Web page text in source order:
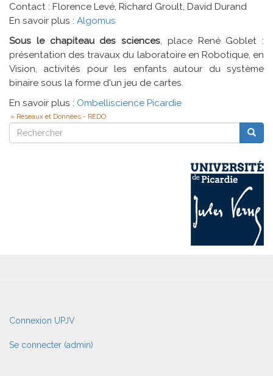
Contact : Florence Levé, Richard Groult, David Durand
En savoir plus : Algomus
Sous le chapiteau des sciences, place René Goblet :
présentation des travaux du laboratoire en Robotique, en
Vision, activités pour les enfants autour du système
binaire sous la forme d'un jeu de cartes.
En savoir plus : Ombelliscience Picardie
Réseaux et Données - REDO
Rechercher
Rechercher
User
account
menu
Connexion UPJV
Se connecter (admin)